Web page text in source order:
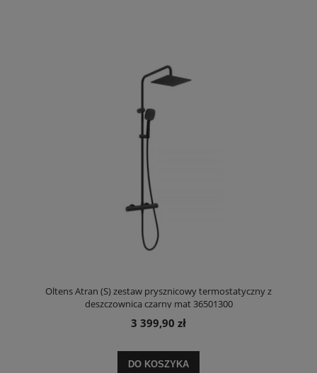
Oltens Atran (S) zestaw prysznicowy termostatyczny z
deszczownicą czarny mat 36501300
3 399,90 zł
DO KOSZYKA